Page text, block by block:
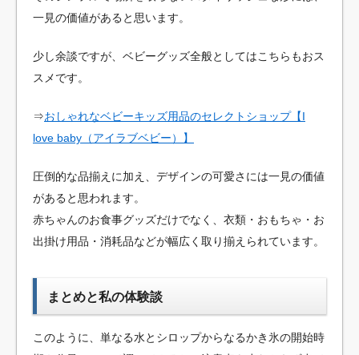
一見の価値があると思います。
少し余談ですが、ベビーグッズ全般としてはこちらもおス
スメです。
⇒おしゃれなベビーキッズ用品のセレクトショップ【I
love baby（アイラブベビー）】
圧倒的な品揃えに加え、デザインの可愛さには一見の価値
があると思われます。
赤ちゃんのお食事グッズだけでなく、衣類・おもちゃ・お
出掛け用品・消耗品などが幅広く取り揃えられています。
まとめと私の体験談
このように、単なる水とシロップからなるかき氷の開始時